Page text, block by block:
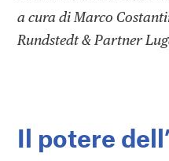
a cura di Marco
Rundstedt & Partner
Il potere